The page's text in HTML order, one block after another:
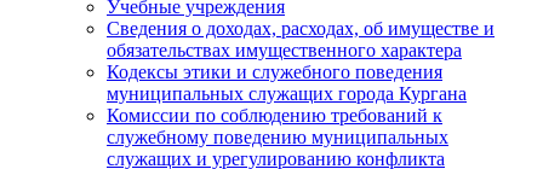
Учебные учреждения
Сведения о доходах, расходах, об имуществе и
обязательствах имущественного характера
Кодексы этики и служебного поведения
муниципальных служащих города Кургана
Комиссии по соблюдению требований к
служебному поведению муниципальных
служащих и урегулированию конфликта